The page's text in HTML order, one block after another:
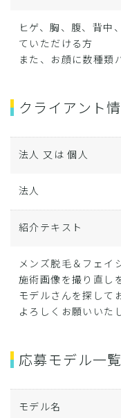
ヒゲ、胸、腹、背中
ていただける方
また、お顔に数種類
クライアント
法人 又は 個人
法人
紹介テキスト
メンズ脱毛＆フェイ
施術画像を撮り直し
モデルさんを探して
よろしくお願いいた
応募モデル一覧
モデル名